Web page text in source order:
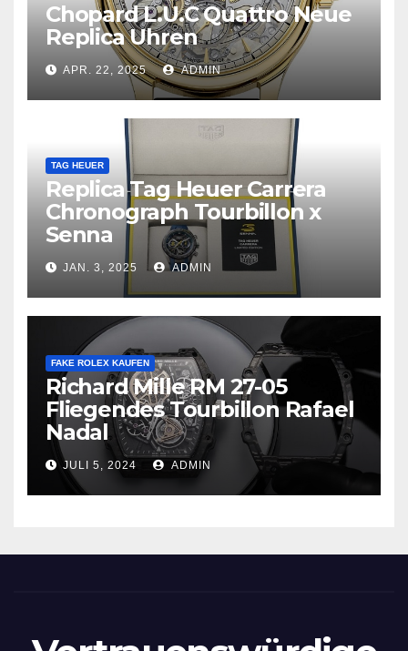
Chopard L.U.C Quattro Neue
Replica Uhren
APR. 22, 2025 ADMIN
TAG HEUER
Replica Tag Heuer Carrera
Chronograph Tourbillon x
Senna
JAN. 3, 2025 ADMIN
FAKE ROLEX KAUFEN
Richard Mille RM 27-05
Fliegendes Tourbillon Rafael
Nadal
JULI 5, 2024 ADMIN